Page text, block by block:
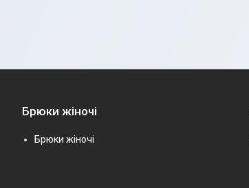
Брюки жіночі
Брюки жіночі